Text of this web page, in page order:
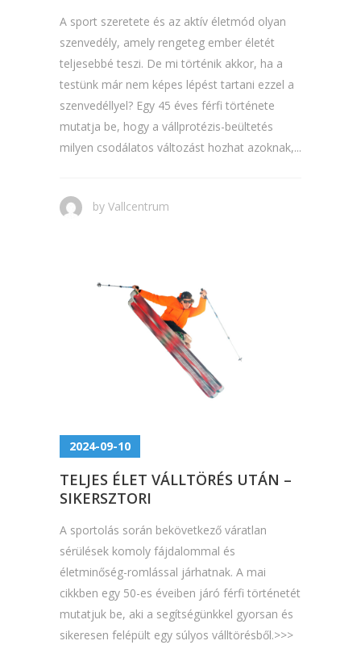
A sport szeretete és az aktív életmód olyan
szenvedély, amely rengeteg ember életét
teljesebbé teszi. De mi történik akkor, ha a
testünk már nem képes lépést tartani ezzel a
szenvedéllyel? Egy 45 éves férfi története
mutatja be, hogy a vállprotézis-beültetés
milyen csodálatos változást hozhat azoknak,...
by Vallcentrum
2024-09-10
TELJES ÉLET VÁLLTÖRÉS UTÁN –
SIKERSZTORI
A sportolás során bekövetkező váratlan
sérülések komoly fájdalommal és
életminőség-romlással járhatnak. A mai
cikkben egy 50-es éveiben járó férfi történetét
mutatjuk be, aki a segítségünkkel gyorsan és
sikeresen felépült egy súlyos válltörésből.>>>